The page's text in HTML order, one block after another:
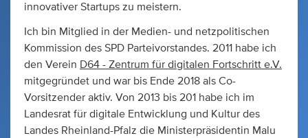
innovativer Startups zu meistern.
Ich bin Mitglied in der Medien- und netzpolitischen
Kommission des SPD Parteivorstandes. 2011 habe ich
den Verein D64 - Zentrum für digitalen Fortschritt e.V.
mitgegründet und war bis Ende 2018 als Co-
Vorsitzender aktiv. Von 2013 bis 201 habe ich im
Landesrat für digitale Entwicklung und Kultur des
Landes Rheinland-Pfalz die Ministerpräsidentin Malu